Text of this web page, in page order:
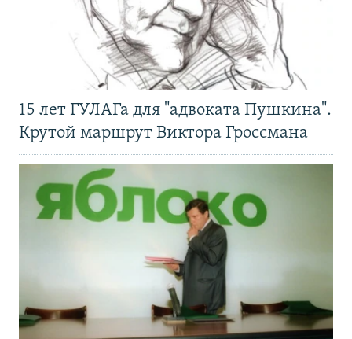
15 лет ГУЛАГа для "адвоката Пушкина".
Крутой маршрут Виктора Гроссмана